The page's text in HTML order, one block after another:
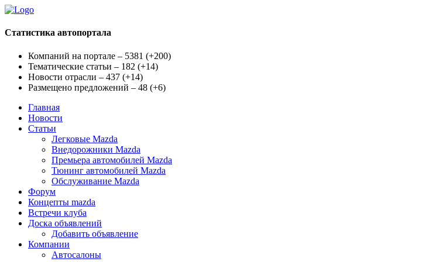
Статистика автопортала
Компаний на портале – 5381 (+200)
Тематические статьи – 182 (+14)
Новости отрасли – 437 (+14)
Размещено предложений – 48 (+6)
Главная
Новости
Статьи
Легковые Mazda
Внедорожники Mazda
Премьера автомобилей Mazda
Тюнинг автомобилей Mazda
Обслуживание Mazda
Форум
Концепты mazda
Встречи клуба
Доска объявлений
Добавить объявление
Компании
Автосалоны